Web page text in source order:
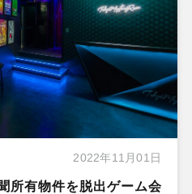
2022年11月01日
所有物件を脱出ゲーム会